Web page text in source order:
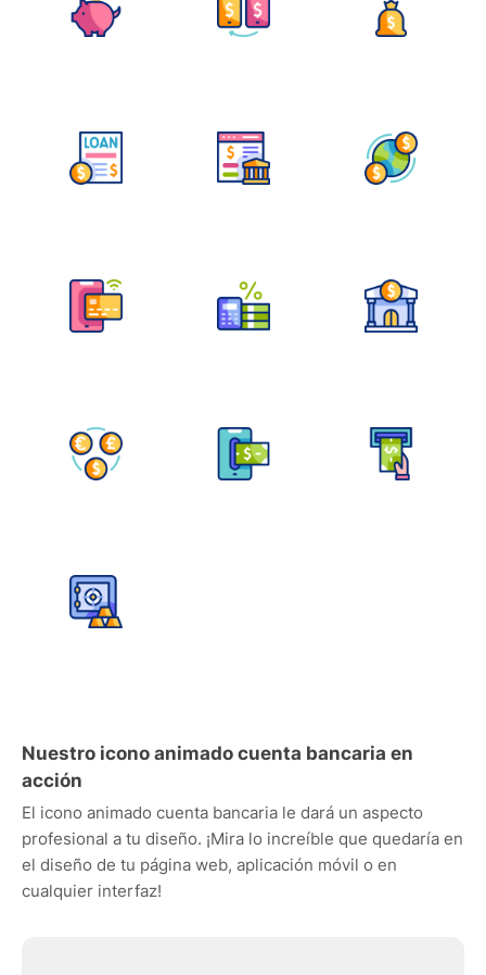
Nuestro icono animado cuenta bancaria en
acción
El icono animado cuenta bancaria le dará un aspecto
profesional a tu diseño. ¡Mira lo increíble que quedaría en
el diseño de tu página web, aplicación móvil o en
cualquier interfaz!